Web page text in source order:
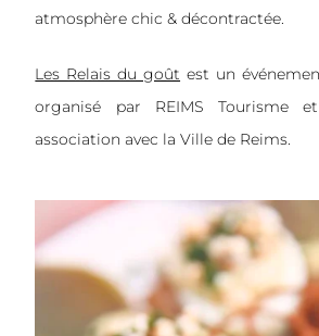
atmosphère chic & décontractée.
Les Relais du goût est un
organisé par REIMS Tourisme
association avec la Ville de Reims.